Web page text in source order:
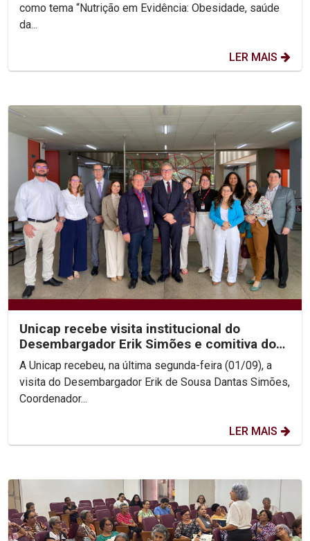
como tema “Nutrição em Evidência: Obesidade, saúde
da...
LER MAIS
Unicap recebe visita institucional do
Desembargador Erik Simões e comitiva do
TJPE
A Unicap recebeu, na última segunda-feira (01/09), a
visita do Desembargador Erik de Sousa Dantas Simões,
Coordenador...
LER MAIS